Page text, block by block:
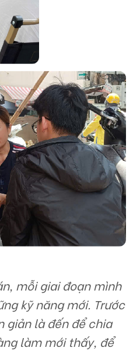
mỗi giai đoạn mình
kỹ năng mới. Trước
giản là đến để chia
làm mới thấy, để